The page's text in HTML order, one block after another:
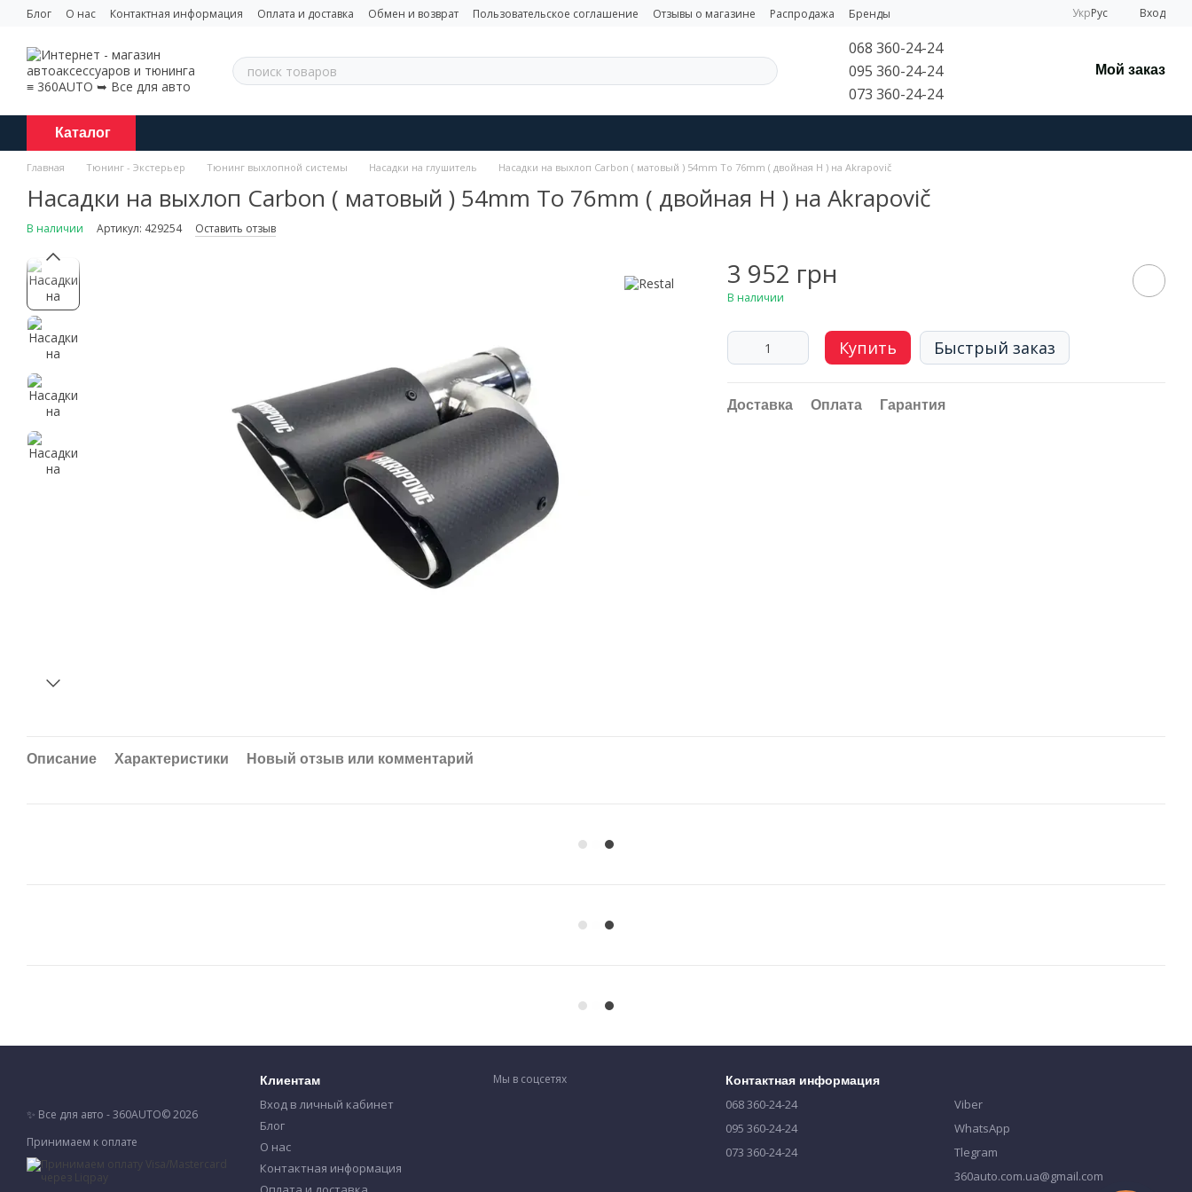
Перейти к основному контенту
Блог О нас Контактная информация Оплата и доставка Обмен и возврат Пользовательское соглашение Отзывы о магазине Распродажа Бренды УкрРус Вход
068 360-24-24
095 360-24-24
073 360-24-24
Мой заказ
Каталог
Главная Тюнинг - Экстерьер Тюнинг выхлопной системы Насадки на глушитель Насадки на выхлоп Carbon ( матовый ) 54mm To 76mm ( двойная H ) на Akrapovič
Насадки на выхлоп Carbon ( матовый ) 54mm To 76mm ( двойная H ) на Akrapovič
В наличии Артикул: 429254 Оставить отзыв
3 952 грн
В наличии
Купить Быстрый заказ
Доставка Оплата Гарантия
Описание Характеристики Новый отзыв или комментарий
✨ Все для авто - 360AUTO© 2026
Принимаем к оплате
Клиентам
Вход в личный кабинет
Блог
О нас
Контактная информация
Мы в соцсетях Контактная информация
068 360-24-24
095 360-24-24
073 360-24-24
Viber
WhatsApp
Tlegram
360auto.com.ua@gmail.com